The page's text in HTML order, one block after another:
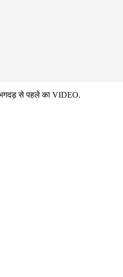
भगदड़ से पहले का VIDEO.